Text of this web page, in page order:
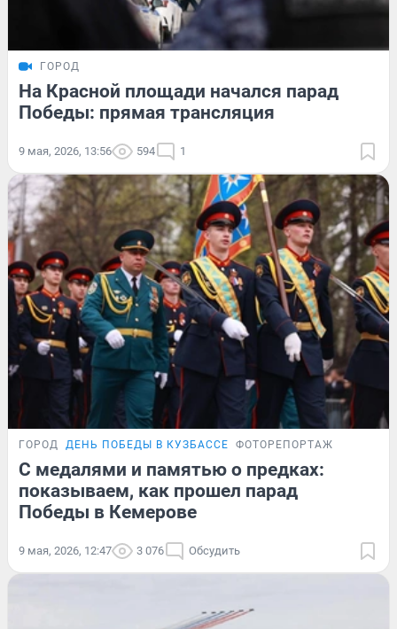
ГОРОД
На Красной площади начался парад
Победы: прямая трансляция
9 мая, 2026, 13:56 594 1
ГОРОД ДЕНЬ ПОБЕДЫ В КУЗБАССЕ ФОТОРЕПОРТАЖ
С медалями и памятью о предках:
показываем, как прошел парад
Победы в Кемерове
9 мая, 2026, 12:47 3 076 Обсудить